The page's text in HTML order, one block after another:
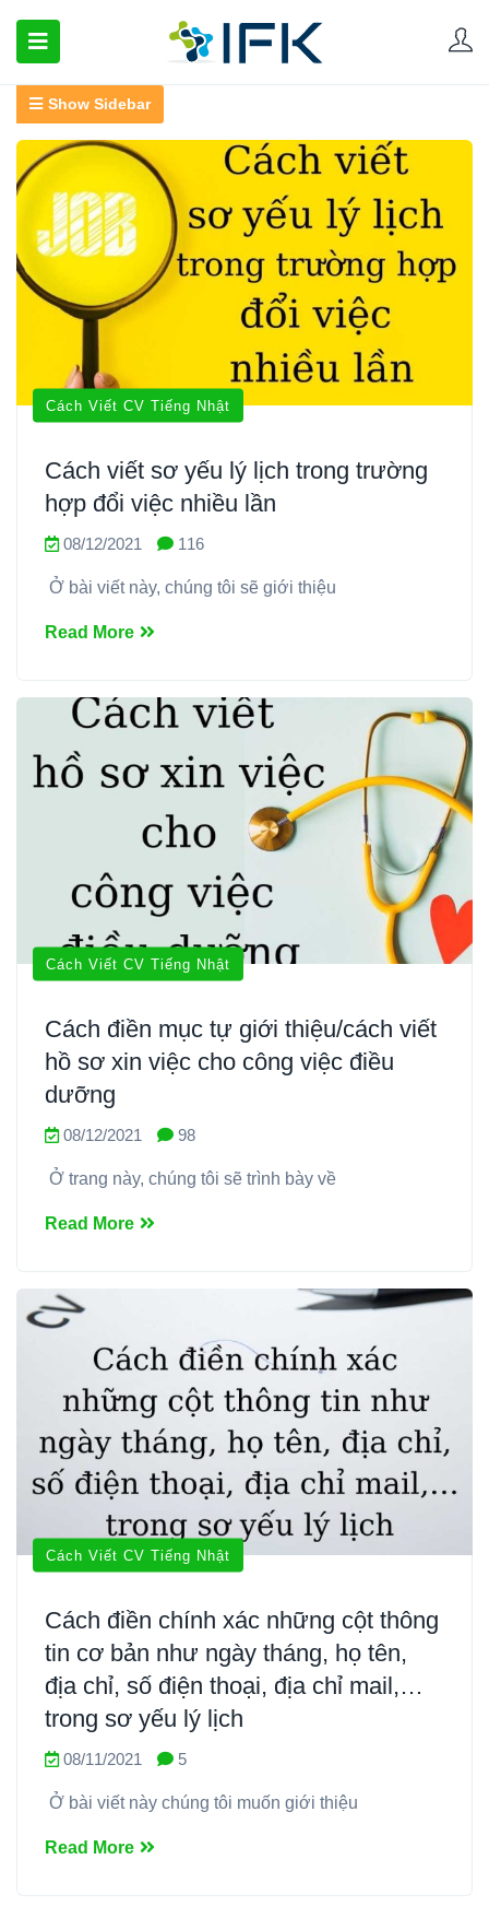
Show Sidebar
Cách Viết CV Tiếng Nhật
Cách viết sơ yếu lý lịch trong trường
hợp đổi việc nhiều lần
08/12/2021 116
Ở bài viết này, chúng tôi sẽ giới thiệu
Read More
Cách Viết CV Tiếng Nhật
Cách điền mục tự giới thiệu/cách viết
hồ sơ xin việc cho công việc điều
dưỡng
08/12/2021 98
Ở trang này, chúng tôi sẽ trình bày về
Read More
Cách Viết CV Tiếng Nhật
Cách điền chính xác những cột thông
tin cơ bản như ngày tháng, họ tên,
địa chỉ, số điện thoại, địa chỉ mail,…
trong sơ yếu lý lịch
08/11/2021 5
Ở bài viết này chúng tôi muốn giới thiệu
Read More